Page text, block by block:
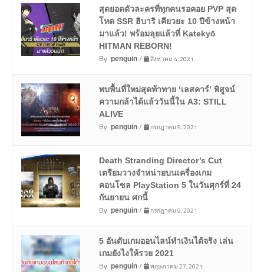
สุดยอดตัวละครที่ทุกคนรอคอย PVP สุด
โหด SSR ฮิบาริ เคียวยะ 10 ปีข้างหน้า
มาแล้ว! พร้อมลุยแล้วที่ Katekyō
HITMAN REBORN!
By penguin/ สิงหาคม 4, 2021
พบพื้นที่ใหม่สุดท้าทาย ‘เลสคาร์’ พิสูจน์
ความกล้าได้แล้ววันนี้ใน A3: STILL
ALIVE
By penguin/ กรกฎาคม 9, 2021
Death Stranding Director’s Cut
เตรียมวางจำหน่ายบนเครื่องเกม
คอนโซล PlayStation 5 ในวันศุกร์ที่ 24
กันยายน ศกนี้
By penguin/ กรกฎาคม 9, 2021
5 อันดับเกมออนไลน์ทำเงินได้จริง เล่น
เกมยังไงให้รวย 2021
By penguin/ พฤษภาคม 27, 2021